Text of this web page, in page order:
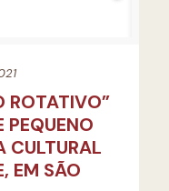
ROTATIVO”
PEQUENO
CULTURAL
EM SÃO